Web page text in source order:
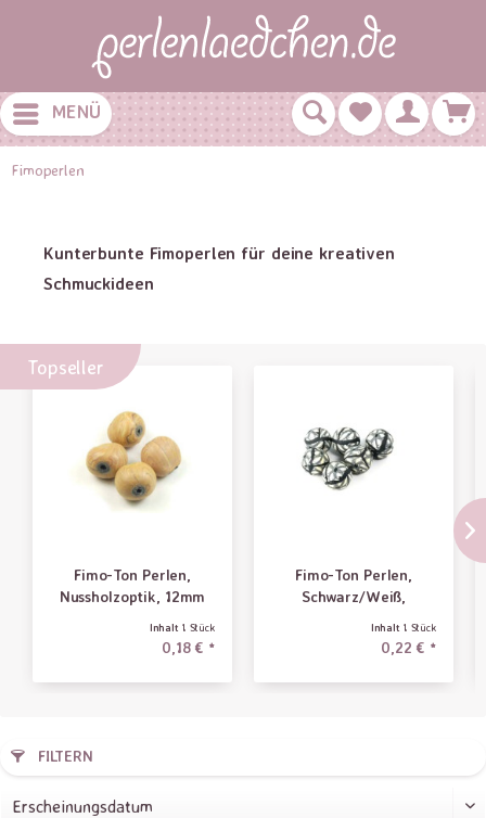
MENÜ
Fimoperlen
Kunterbunte Fimoperlen für deine kreativen
Schmuckideen
Topseller
Fimo-Ton Perlen,
Nussholzoptik, 12mm
Inhalt 1 Stück
0,18 € *
Fimo-Ton Perlen,
Schwarz/Weiß,
Inhalt 1 Stück
0,22 € *
FILTERN